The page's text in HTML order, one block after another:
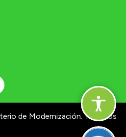
de Modernización. Términos